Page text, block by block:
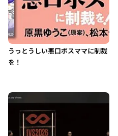
うっとうしい悪口ボスママに制裁
を！